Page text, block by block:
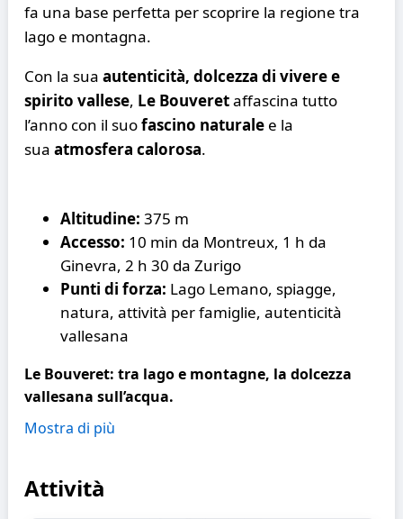
fa una base perfetta per scoprire la regione tra
lago e montagna.
Con la suaautenticità, dolcezza di vivere e
spirito vallese, Le Bouveretaffascina tutto
l’anno con il suofascino naturale e la
suaatmosfera calorosa.
Altitudine: 375 m
Accesso: 10 min da Montreux, 1 h da
Ginevra, 2 h 30 da Zurigo
Punti di forza: Lago Lemano, spiagge,
natura, attività per famiglie, autenticità
vallesana
Le Bouveret: tra lago e montagne, la dolcezza
vallesana sull’acqua.
Mostra di più
Attività